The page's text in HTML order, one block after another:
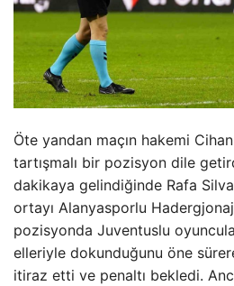
Öte yandan maçın hakemi Cihan
tartışmalı bir pozisyon dile
dakikaya gelindiğinde Rafa
ortayı Alanyasporlu Hadergjonaj
pozisyonda Juventuslu
elleriyle dokunduğunu öne
itiraz etti ve penaltı bekledi.